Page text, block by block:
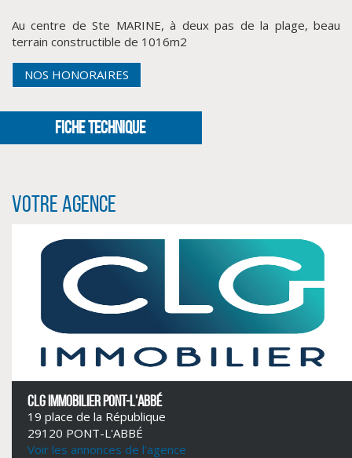
Au centre de Ste MARINE, à deux pas de la plage, beau
terrain constructible de 1016m2
NOS HONORAIRES
FICHE TECHNIQUE
Votre agence
CLG IMMOBILIER PONT-L'ABBÉ
19 place de la République
29120 PONT-L'ABBÉ
Voir les annonces de l'agence